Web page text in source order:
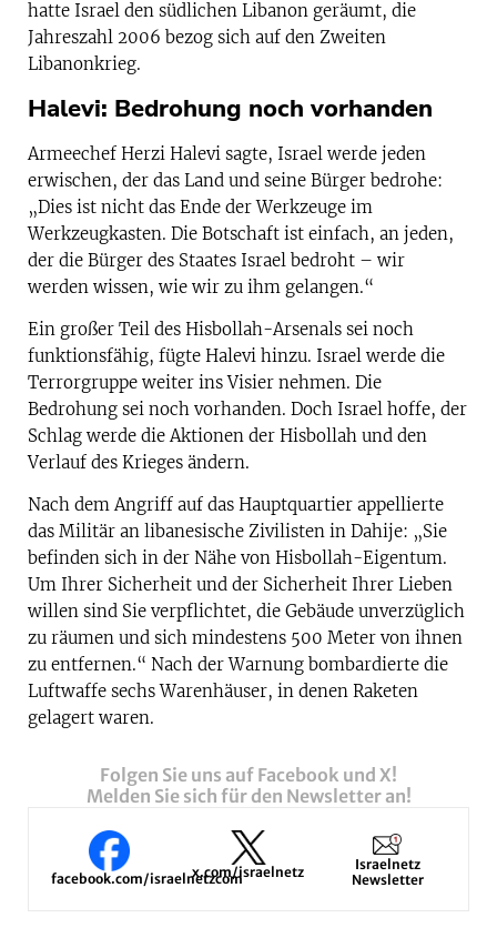
hatte Israel den südlichen Libanon geräumt, die
Jahreszahl 2006 bezog sich auf den Zweiten
Libanonkrieg.
Halevi: Bedrohung noch vorhanden
Armeechef Herzi Halevi sagte, Israel werde jeden
erwischen, der das Land und seine Bürger bedrohe:
„Dies ist nicht das Ende der Werkzeuge im
Werkzeugkasten. Die Botschaft ist einfach, an jeden,
der die Bürger des Staates Israel bedroht – wir
werden wissen, wie wir zu ihm gelangen.“
Ein großer Teil des Hisbollah-Arsenals sei noch
funktionsfähig, fügte Halevi hinzu. Israel werde die
Terrorgruppe weiter ins Visier nehmen. Die
Bedrohung sei noch vorhanden. Doch Israel hoffe, der
Schlag werde die Aktionen der Hisbollah und den
Verlauf des Krieges ändern.
Nach dem Angriff auf das Hauptquartier appellierte
das Militär an libanesische Zivilisten in Dahije: „Sie
befinden sich in der Nähe von Hisbollah-Eigentum.
Um Ihrer Sicherheit und der Sicherheit Ihrer Lieben
willen sind Sie verpflichtet, die Gebäude unverzüglich
zu räumen und sich mindestens 500 Meter von ihnen
zu entfernen.“ Nach der Warnung bombardierte die
Luftwaffe sechs Warenhäuser, in denen Raketen
gelagert waren.
Folgen Sie uns auf Facebook und X!
Melden Sie sich für den Newsletter an!
facebook.com/israelnetzcomx.com/israelnetz
Israelnetz
Newsletter